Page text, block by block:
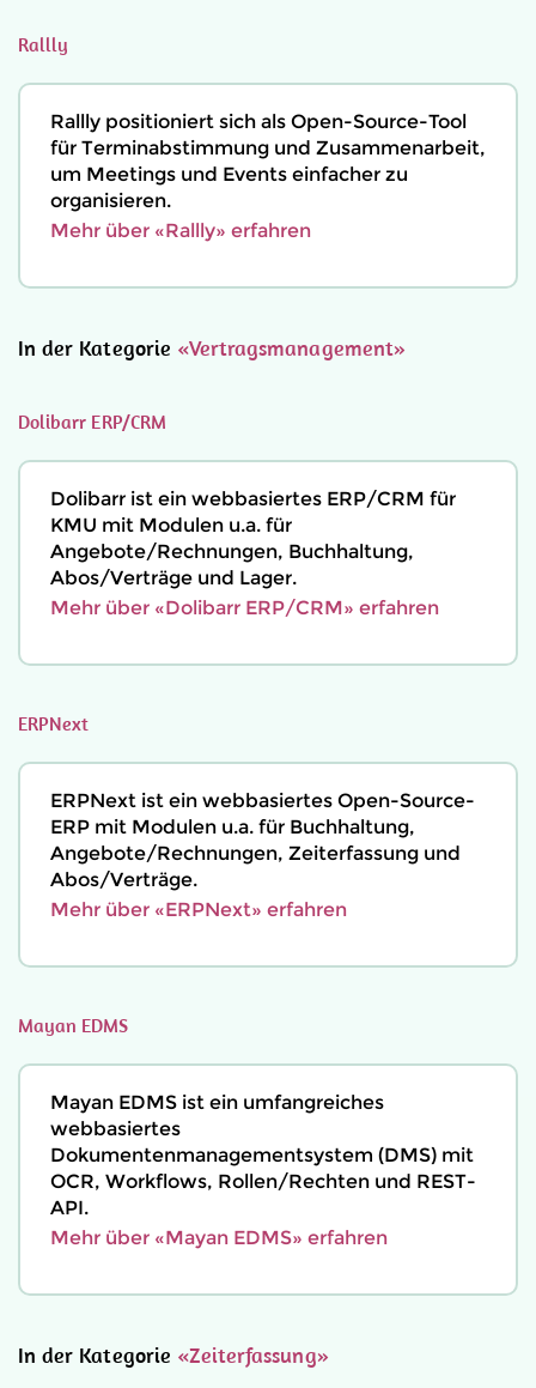
Rallly
Rallly positioniert sich als Open-Source-Tool
für Terminabstimmung und Zusammenarbeit,
um Meetings und Events einfacher zu
organisieren.
Mehr über «Rallly» erfahren
In der Kategorie «Vertragsmanagement»
Dolibarr ERP/CRM
Dolibarr ist ein webbasiertes ERP/CRM für
KMU mit Modulen u.a. für
Angebote/Rechnungen, Buchhaltung,
Abos/Verträge und Lager.
Mehr über «Dolibarr ERP/CRM» erfahren
ERPNext
ERPNext ist ein webbasiertes Open-Source-
ERP mit Modulen u.a. für Buchhaltung,
Angebote/Rechnungen, Zeiterfassung und
Abos/Verträge.
Mehr über «ERPNext» erfahren
Mayan EDMS
Mayan EDMS ist ein umfangreiches
webbasiertes
Dokumentenmanagementsystem (DMS) mit
OCR, Workflows, Rollen/Rechten und REST-
API.
Mehr über «Mayan EDMS» erfahren
In der Kategorie «Zeiterfassung»